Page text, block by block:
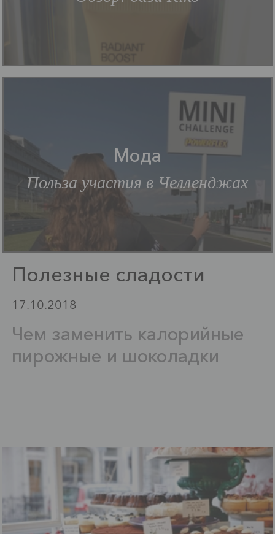
Мода
Польза участия в Челленджах
Полезные сладости
17.10.2018
Чем заменить калорийные
пирожные и шоколадки